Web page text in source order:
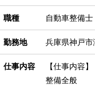
職種 自動車整備士
勤務地 兵庫県神戸
仕事内容
【仕事内容】
整備全般